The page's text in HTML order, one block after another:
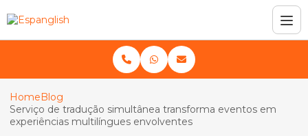
HomeBlog
Serviço de tradução simultânea transforma eventos em
experiências multilíngues envolventes